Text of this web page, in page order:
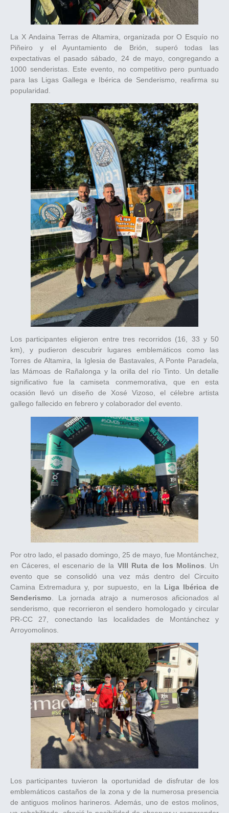
La X Andaina Terras de Altamira, organizada por O Esquío no
Piñeiro y el Ayuntamiento de Brión, superó todas las
expectativas el pasado sábado, 24 de mayo, congregando a
1000 senderistas. Este evento, no competitivo pero puntuado
para las Ligas Gallega e Ibérica de Senderismo, reafirma su
popularidad.
Los participantes eligieron entre tres recorridos (16, 33 y 50
km), y pudieron descubrir lugares emblemáticos como las
Torres de Altamira, la Iglesia de Bastavales, A Ponte Paradela,
las Mámoas de Rañalonga y la orilla del río Tinto. Un detalle
significativo fue la camiseta conmemorativa, que en esta
ocasión llevó un diseño de Xosé Vizoso, el célebre artista
gallego fallecido en febrero y colaborador del evento.
Por otro lado, el pasado domingo, 25 de mayo, fue Montánchez,
en Cáceres, el escenario de la VIII Ruta de los Molinos . Un
evento que se consolidó una vez más dentro del Circuito
Camina Extremadura y, por supuesto, en la Liga Ibérica de
Senderismo . La jornada atrajo a numerosos aficionados al
senderismo, que recorrieron el sendero homologado y circular
PR-CC 27, conectando las localidades de Montánchez y
Arroyomolinos.
Los participantes tuvieron la oportunidad de disfrutar de los
emblemáticos castaños de la zona y de la numerosa presencia
de antiguos molinos harineros. Además, uno de estos molinos,